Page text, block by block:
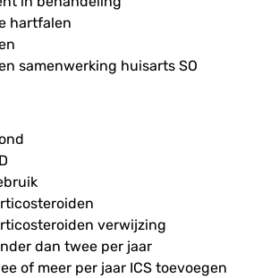
hartfalen
samenwerking huisarts SO
verwijzing
dan twee per jaar
of meer per jaar ICS toevoegen